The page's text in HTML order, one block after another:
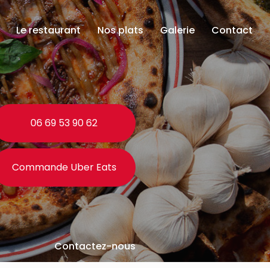
Le restaurant Nos plats Galerie Contact
06 69 53 90 62
Commande Uber Eats
Contactez-nous